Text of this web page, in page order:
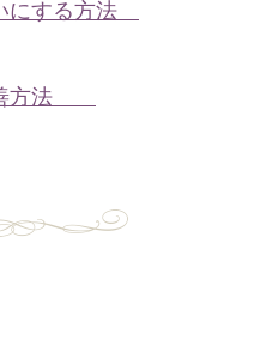
にする方法
善方法